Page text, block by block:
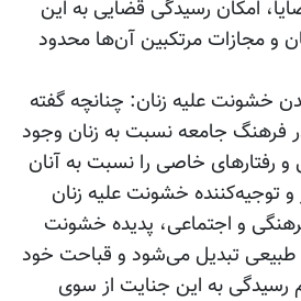
امکان رسیدگی قضایی به این
و مجازات مرتکبین آن‌ها محدود
خشونت علیه زنان: چنانچه گفته
جامعه نسبت به زنان وجود
و رفتارهای خاصی را نسبت به آنان
و توجیه‌کننده خشونت علیه زنان
و اجتماعی، پدیده خشونت
طبیعی تبدیل می‌شود و قباحت خود
به این جنایت از سوی